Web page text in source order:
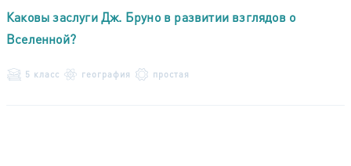
Каковы заслуги Дж. Бруно в развитии взглядов о
Вселенной?
5 класс география простая